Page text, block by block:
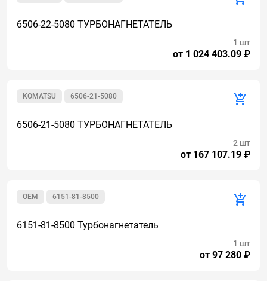
6506-22-5080 ТУРБОНАГНЕТАТЕЛЬ
от 1 024 403.09 ₽
1 шт
6506-21-5080
KOMATSU
6506-21-5080 ТУРБОНАГНЕТАТЕЛЬ
от 167 107.19 ₽
2 шт
6151-81-8500
OEM
6151-81-8500 Турбонагнетатель
от 97 280 ₽
1 шт